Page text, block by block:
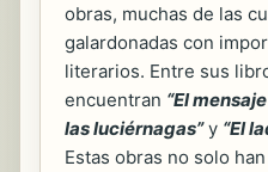
obras, muchas de las
galardonadas con
literarios. Entre sus
encuentran “El
las luciérnagas”y “El
Estas obras no solo